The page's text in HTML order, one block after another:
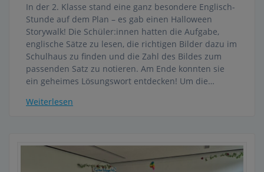
In der 2. Klasse stand eine ganz besondere Englisch-
Stunde auf dem Plan – es gab einen Halloween
Storywalk! Die Schüler:innen hatten die Aufgabe,
englische Sätze zu lesen, die richtigen Bilder dazu im
Schulhaus zu finden und die Zahl des Bildes zum
passenden Satz zu notieren. Am Ende konnten sie
ein geheimes Lösungswort entdecken! Um die…
Weiterlesen